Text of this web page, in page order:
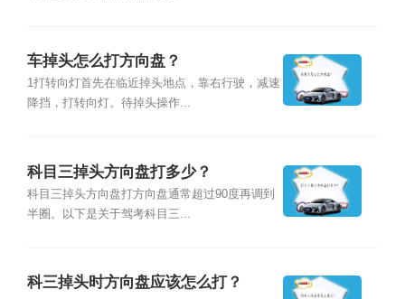
车掉头怎么打方向盘？
1打转向灯首先在临近掉头地点，靠右行驶，减速
降挡，打转向灯。待掉头操作...
科目三掉头方向盘打多少？
科目三掉头方向盘打方向盘通常超过90度再调到
半圈。以下是关于驾考科目三...
科三掉头时方向盘应该怎么打？